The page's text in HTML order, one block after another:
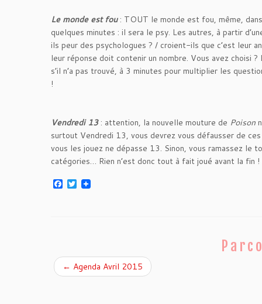
Le monde est fou: TOUT le monde est fou, même,
quelques minutes : il sera le psy. Les autres, à partir
ils peur des psychologues ? / croient-ils que c’est leur
leur réponse doit contenir un nombre. Vous avez choisi
s’il n’a pas trouvé, à 3 minutes pour multiplier les
!
Vendredi 13: attention, la nouvelle mouture de Poison
surtout Vendredi 13, vous devrez vous défausser de
vous les jouez ne dépasse 13. Sinon, vous ramassez le
catégories… Rien n’est donc tout à fait joué avant la fin
F T
w
← Agenda Avril 2015